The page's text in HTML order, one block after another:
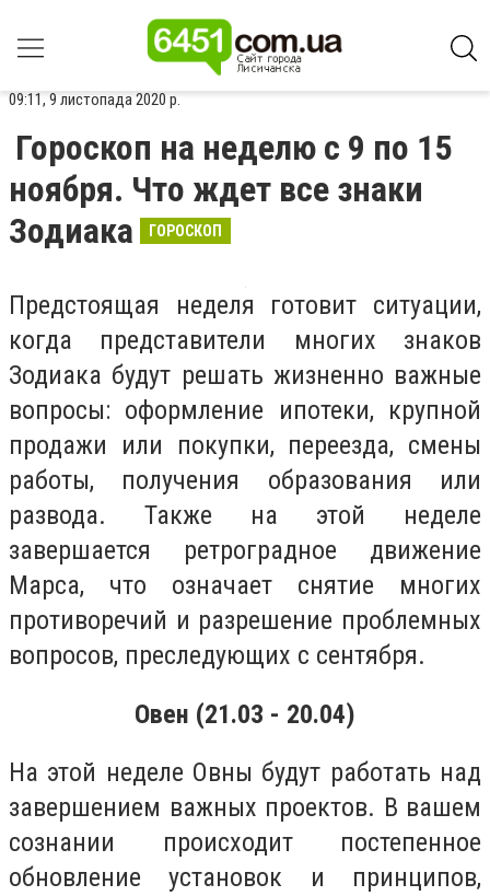
09:11, 9 листопада 2020 р.
Гороскоп на неделю с 9 по 15
ноября. Что ждет все знаки
Зодиака
ГОРОСКОП
Предстоящая неделя готовит ситуации,
когда представители многих знаков
Зодиака будут решать жизненно важные
вопросы: оформление ипотеки, крупной
продажи или покупки, переезда, смены
работы, получения образования или
развода. Также на этой неделе
завершается ретроградное движение
Марса, что означает снятие многих
противоречий и разрешение проблемных
вопросов, преследующих с сентября.
Овен (21.03 - 20.04)
На этой неделе Овны будут работать над
завершением важных проектов. В вашем
сознании происходит постепенное
обновление установок и принципов,